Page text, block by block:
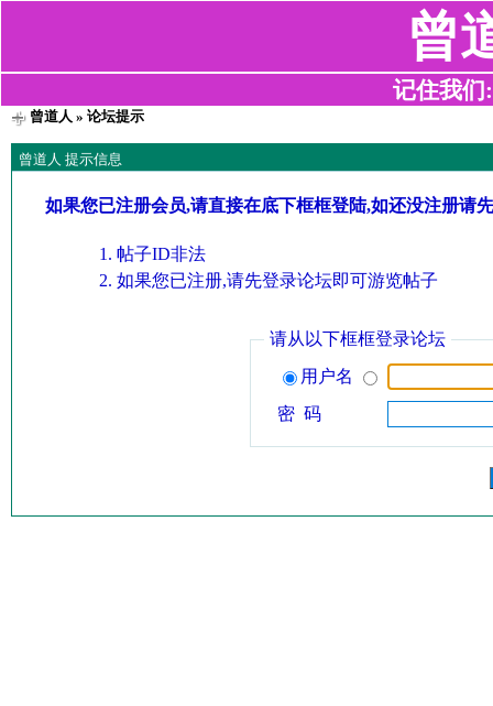
曾
记住我们
曾道人 » 论坛提示
曾道人 提示信息
如果您已注册会员,请直接在底下框框登陆,如还没注册请
帖子ID非法
如果您已注册,请先登录论坛即可游览帖子
请从以下框框登录论坛
用户名
密 码